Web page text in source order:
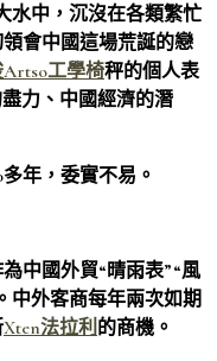
水中，沉沒在各類繁忙
會中國這場荒誕的戀
工學椅秤的個人表
力、中國經濟的潛
年，委實不易。
中國外貿“晴雨表”“風
中外客商每年兩次如期
Xten法拉利 的商機。